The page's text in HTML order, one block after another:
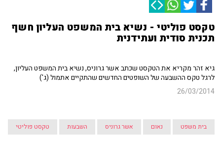
טקסט פוליטי - נשיא בית המשפט העליון חשף
תכנית סודית ועתידנית
גיא זהר מקריא את הטקסט שכתב אשר גרוניס, נשיא בית המשפט העליון,
לרגל טקס ההשבעה של השופטים החדשים שהתקיים אתמול (ג')
26/03/2014
בית משפט נאום אשר גרוניס השבעות טקסט פוליטי